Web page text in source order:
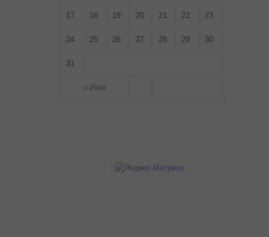
« Июн
17 18 19 20 21 22 23
24 25 26 27 28 29 30
31